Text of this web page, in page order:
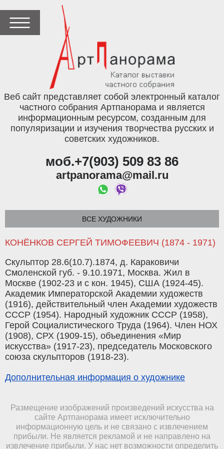
Веб сайт представляет собой электронный каталог
частного собрания Артпанорама и является
информационным ресурсом, созданным для
популяризации и изучения творчества русских и
советских художников.
моб.+7(903) 509 83 86
artpanorama@mail.ru
ВСЕ ХУДОЖНИКИ
КОНЁНКОВ СЕРГЕЙ ТИМОФЕЕВИЧ (1874 - 1971)
Скульптор 28.6(10.7).1874, д. Караковичи
Смоленской губ. - 9.10.1971, Москва. Жил в
Москве (1902-23 и с кон. 1945), США (1924-45).
Академик Императорской Академии художеств
(1916), действительный член Академии художеств
СССР (1954). Народный художник СССР (1958),
Герой Социалистического Труда (1964). Член НОХ
(1908), СРХ (1909-15), объединения «Мир
искусства» (1917-23), председатель Московского
союза скульпторов (1918-23).
Дополнительная информация о художнике
Размещение изображений произведений искусства на
сайте Артпанорама имеет исключительно
информационную цель и не связано с извлечением
прибыли. Не является рекламой и не направлено на
извлечение прибыли. У нас нет возможности определить